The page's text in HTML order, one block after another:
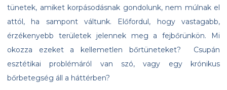
tünetek, amiket korpásodásnak gondolunk, nem múlnak el
attól, ha sampont váltunk. Előfordul, hogy vastagabb,
érzékenyebb területek jelennek meg a fejbőrünkön. Mi
okozza ezeket a kellemetlen bőrtüneteket? Csupán
esztétikai problémáról van szó, vagy egy krónikus
bőrbetegség áll a háttérben?